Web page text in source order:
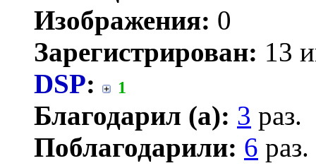
Изображения: 0
Зарегистрирован: 13
DSP: 1
Благодарил (а): 3 раз.
Поблагодарили: 6 раз.